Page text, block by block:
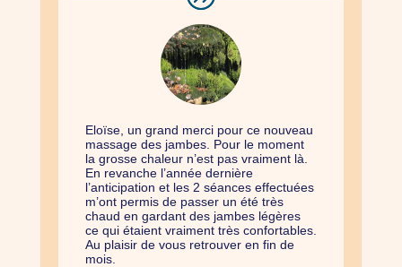
Eloïse, un grand merci pour ce nouveau
massage des jambes. Pour le moment
la grosse chaleur n’est pas vraiment là.
En revanche l’année dernière
l’anticipation et les 2 séances effectuées
m’ont permis de passer un été très
chaud en gardant des jambes légères
ce qui étaient vraiment très confortables.
Au plaisir de vous retrouver en fin de
mois.